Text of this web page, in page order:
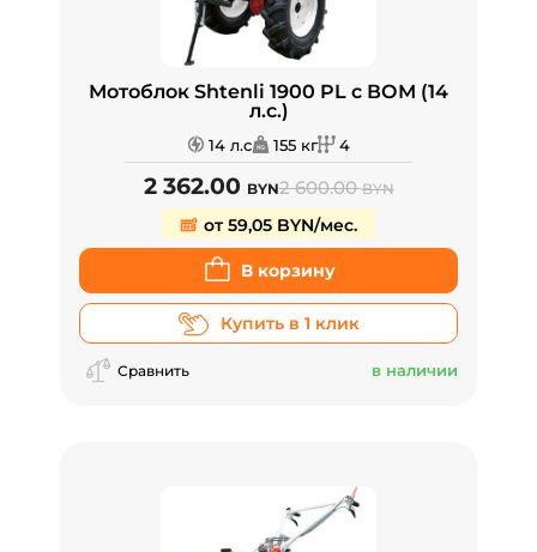
Мотоблок Shtenli 1900 PL с ВОМ (14
л.с.)
14 л.с 155 кг 4
2 362.00 BYN2 600.00BYN
от 59,05 BYN/мес.
В корзину
Купить в 1 клик
Сравнить в наличии